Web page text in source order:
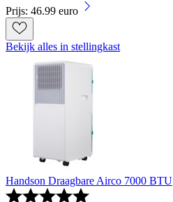
Prijs: 46.99 euro
Bekijk alles in stellingkast
Handson Draagbare Airco 7000 BTU